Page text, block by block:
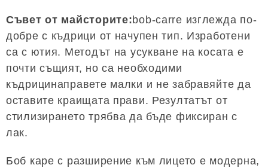
Съвет от майсторите:bob-carre изглежда по-
добре с къдрици от начупен тип. Изработени
са с ютия. Методът на усукване на косата е
почти същият, но са необходими
къдрицинаправете малки и не забравяйте да
оставите краищата прави. Резултатът от
стилизирането трябва да бъде фиксиран с
лак.
Боб каре с разширение към лицето е модерна,